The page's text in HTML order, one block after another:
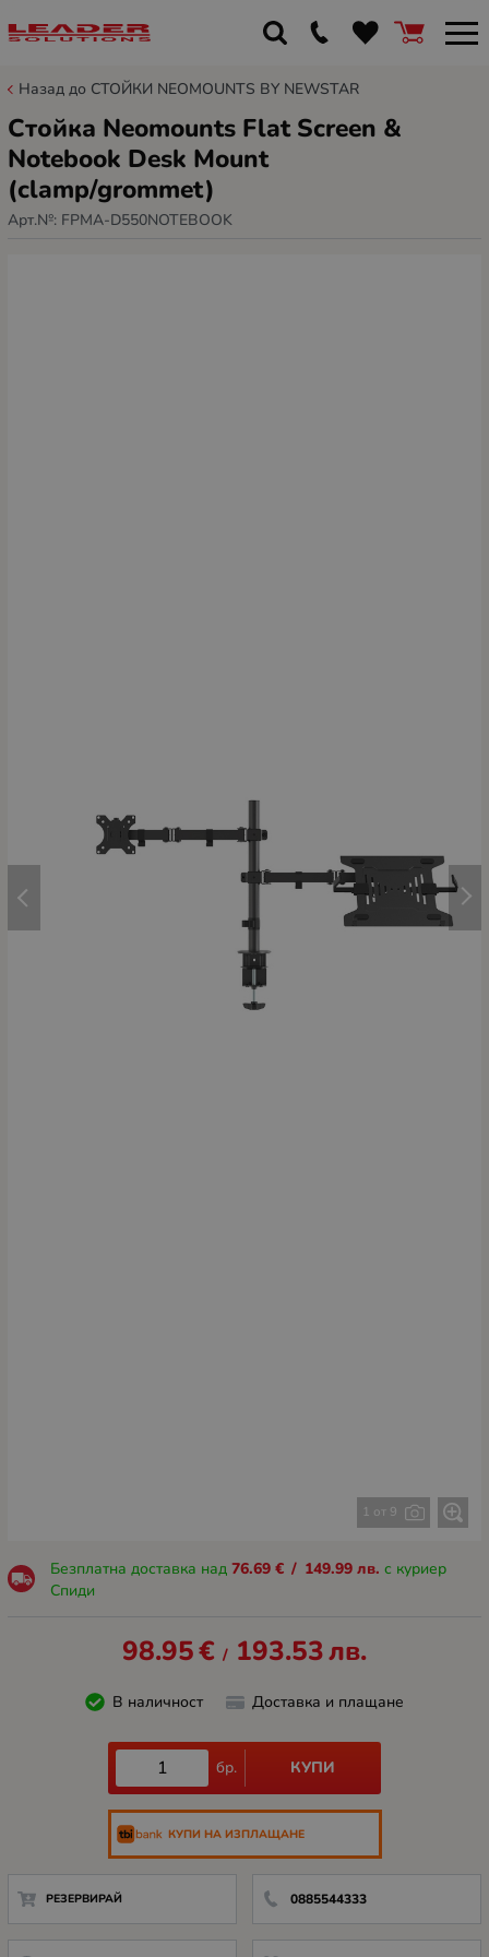
Назад до СТОЙКИ NEOMOUNTS BY NEWSTAR
Стойка Neomounts Flat Screen &
Notebook Desk Mount
(clamp/grommet)
Арт.№: FPMA-D550NOTEBOOK
1 от 9
Безплатна доставка над 76.69 € / 149.99 лв. с куриер
Спиди
98.95€ / 193.53лв.
В наличност Доставка и плащане
бр. КУПИ
КУПИ НА ИЗПЛАЩАНЕ
РЕЗЕРВИРАЙ 0885544333